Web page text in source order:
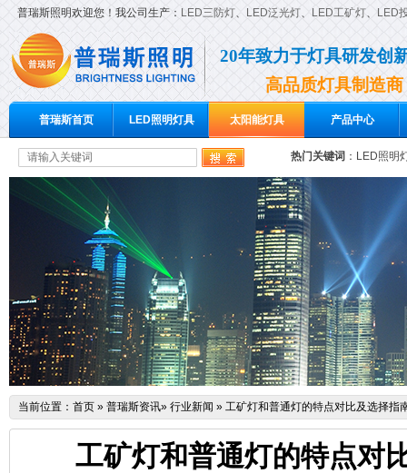
普瑞斯照明欢迎您！我公司生产： LED三防灯、 LED泛光灯、 LED工矿灯、 LED
20年致力于灯具研发创
高品质灯具制造商
普瑞斯首页 LED照明灯具 太阳能灯具 产品中心
热门关键词 ： LED照明
当前位置： 首页 » 普瑞斯资讯» 行业新闻 » 工矿灯和普通灯的特点对比及选择指
工矿灯和普通灯的特点对